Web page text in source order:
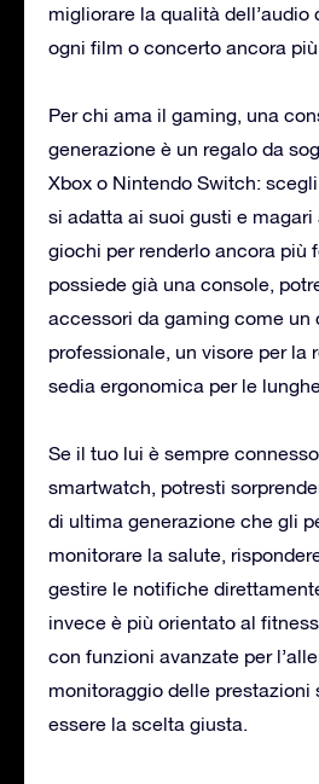
migliorare la qualità dell’audio
ogni film o concerto ancora
Per chi ama il gaming, una
generazione è un regalo da
Xbox o Nintendo Switch:
si adatta ai suoi gusti e
giochi per renderlo ancora più
possiede già una console,
accessori da gaming come un
professionale, un visore per la
sedia ergonomica per le
Se il tuo lui è sempre
smartwatch, potresti
di ultima generazione che gli
monitorare la salute,
gestire le notifiche
invece è più orientato al
con funzioni avanzate per
monitoraggio delle prestazioni
essere la scelta giusta.